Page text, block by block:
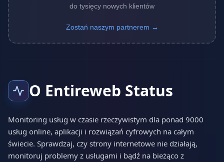
do tysięcy nowych klientów
Zostań naszym partnerem →
O Entireweb Status
Monitoring usług w czasie rzeczywistym dla ponad 9000
usług online, aplikacji i rozwiązań cyfrowych na całym
świecie. Sprawdzaj, czy strony internetowe nie działają,
monitoruj problemy z usługami i bądź na bieżąco z